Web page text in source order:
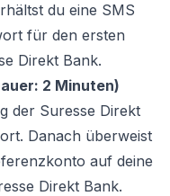
du eine SMS
für den ersten
Direkt Bank.
2 Minuten)
der Suresse Direkt
Danach überweist
auf deine
Direkt Bank.